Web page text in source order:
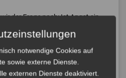
der Frage nach: Ist Angst ein
ist – und wie du Angst im
betrachten kannst. Statt dich
zu einer Begleiterin, die dir Mut
bringt.
notwendige Cookies auf
sowie externe Dienste.
externen Dienste deaktiviert.